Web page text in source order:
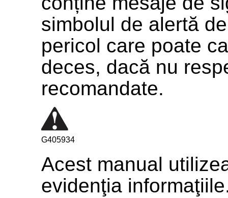
simbolul de alertă
pericol care poate
deces, dacă nu
recomandate.
G405934
Acest manual
evidenţia